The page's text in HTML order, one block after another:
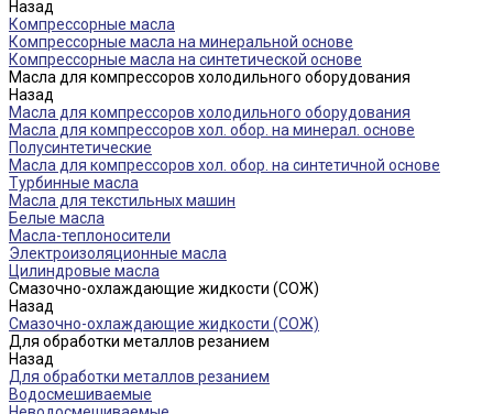
Назад
Компрессорные масла
Компрессорные масла на минеральной основе
Компрессорные масла на синтетической основе
Масла для компрессоров холодильного оборудования
Назад
Масла для компрессоров холодильного оборудования
Масла для компрессоров хол. обор. на минерал. основе
Полусинтетические
Масла для компрессоров хол. обор. на синтетичной основе
Турбинные масла
Масла для текстильных машин
Белые масла
Масла-теплоносители
Электроизоляционные масла
Цилиндровые масла
Смазочно-охлаждающие жидкости (СОЖ)
Назад
Смазочно-охлаждающие жидкости (СОЖ)
Для обработки металлов резанием
Назад
Для обработки металлов резанием
Водосмешиваемые